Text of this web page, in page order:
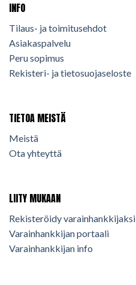
INFO
Tilaus- ja toimitusehdot
Asiakaspalvelu
Peru sopimus
Rekisteri- ja tietosuojaseloste
TIETOA MEISTÄ
Meistä
Ota yhteyttä
LIITY MUKAAN
Rekisteröidy varainhankkijaksi
Varainhankkijan portaali
Varainhankkijan info